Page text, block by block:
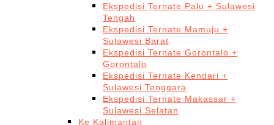
Ekspedisi Ternate Palu + Sulawesi
Tengah
Ekspedisi Ternate Mamuju +
Sulawesi Barat
Ekspedisi Ternate Gorontalo +
Gorontalo
Ekspedisi Ternate Kendari +
Sulawesi Tenggara
Ekspedisi Ternate Makassar +
Sulawesi Selatan
Ke Kalimantan